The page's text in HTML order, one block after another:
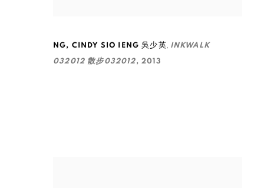
NG, CINDY SIO IENG 吳少英 INKWALK
032012 散步032012, 2013